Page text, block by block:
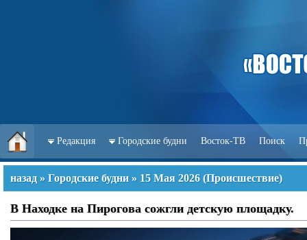
Редакция Городские будни Восток-ТВ Поиск
назад » Городские будни » 15 Мая 2026 (Происшествие)
В Находке на Пирогова сожгли детскую площадку.